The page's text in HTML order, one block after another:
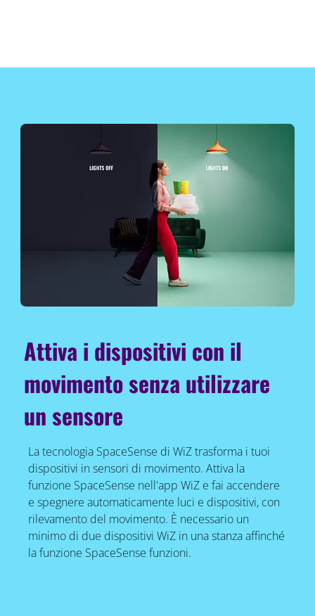
Attiva i dispositivi con il
movimento senza utilizzare
un sensore
La tecnologia SpaceSense di WiZ trasforma i tuoi
dispositivi in sensori di movimento. Attiva la
funzione SpaceSense nell'app WiZ e fai accendere
e spegnere automaticamente luci e dispositivi, con
rilevamento del movimento. È necessario un
minimo di due dispositivi WiZ in una stanza affinché
la funzione SpaceSense funzioni.